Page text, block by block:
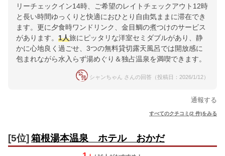
リーチェックイン14時、ご希望のレイトチェックアウト12時
と長い時間ゆっくりと快適におひとり自由気ままに滞在でき
ます。更に夕食時ワンドリンク、金目鯛の煮つけのサービス
があります。 1人旅にピッタリな洋室セミダブルがあり、静
かに心地良く過ごせ、3つの無料貸切露天風呂では開放感に
包まれながら水入らず湯めぐり＆独占温泉を満喫できます。
シャンちゃん さんの回答（投稿日：2026/1/12）
通報する
すべてのクチコミ(2 件)をみる
[5位] 箱根湯本温泉 ホテル おかだ